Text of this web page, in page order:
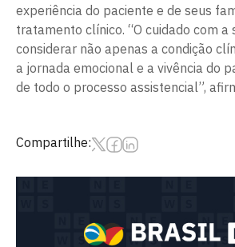
experiência do paciente e de seus
tratamento clínico. “O cuidado com a
considerar não apenas a condição
a jornada emocional e a vivência do
de todo o processo assistencial”,
Compartilhe: